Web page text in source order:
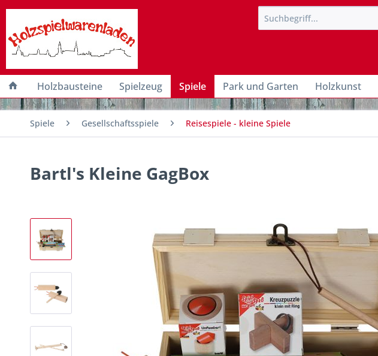
Holzbausteine Spielzeug Spiele Park und Garten Holzkunst
Spiele Gesellschaftsspiele Reisespiele - kleine Spiele
Bartl's Kleine GagBox